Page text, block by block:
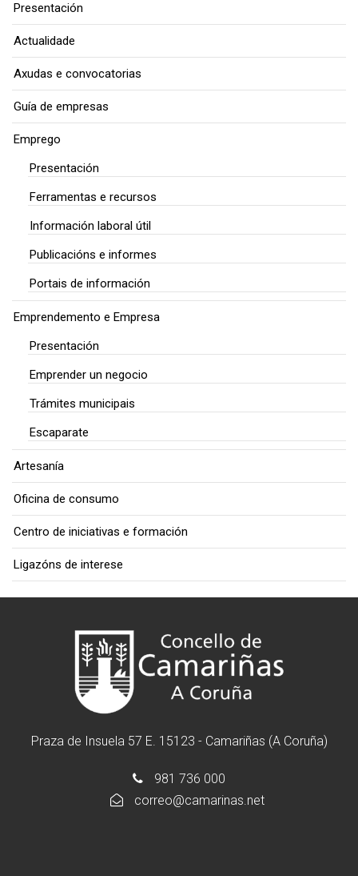
Presentación
Actualidade
Axudas e convocatorias
Guía de empresas
Emprego
Presentación
Ferramentas e recursos
Información laboral útil
Publicacións e informes
Portais de información
Emprendemento e Empresa
Presentación
Emprender un negocio
Trámites municipais
Escaparate
Artesanía
Oficina de consumo
Centro de iniciativas e formación
Ligazóns de interese
Praza de Insuela 57 E. 15123 - Camariñas (A Coruña)
981 736 000
correo@camarinas.net